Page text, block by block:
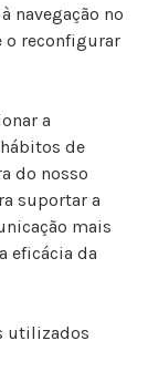
navegação no
o reconfigurar
a
de
do nosso
suportar a
mais
eficácia da
utilizados